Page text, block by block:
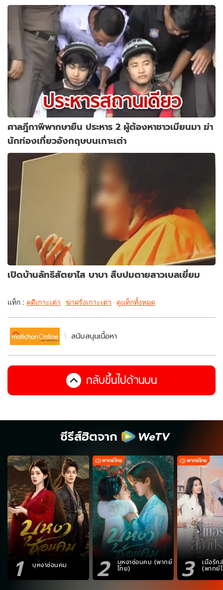
ศาลฎีกาพิพากษายืน ประหาร 2 ผู้ต้องหาชาวเมียนมา ฆ่า
นักท่องเที่ยวอังกฤษบนเกาะเต่า
เปิดบ้านลัทธิสัตยาไส บาบา สืบปมตายสาวเบลเยี่ยม
แท็ก : คดีเกาะเต่า ฆ่าฝรั่งเกาะเต่า ดูแท็กทั้งหมด
สนับสนุนเนื้อหา
กลับขึ้นไปด้านบน
ซีรีส์ฮิตจาก
1 บุหงาซ่อนคม 2 บุหงาซ่อนคม (พากย์
ไทย) 3 เมื่อรัก
(พากย์